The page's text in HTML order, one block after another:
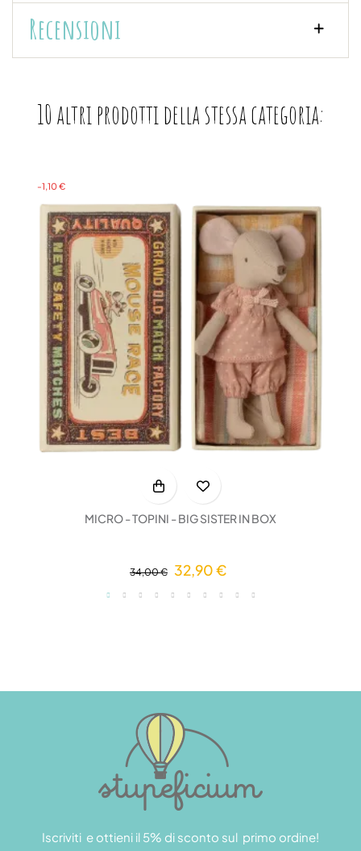
Recensioni
10 altri prodotti della stessa categoria:
-1,10 €
MICRO - TOPINI - BIG SISTER IN BOX
34,00 € 32,90 €
Iscriviti e ottieni il 5% di sconto sul primo ordine!